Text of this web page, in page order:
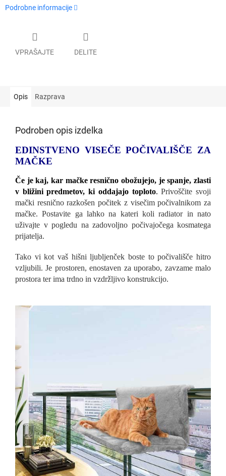
Podrobne informacije
VPRAŠAJTE DELITE
Opis Razprava
Podroben opis izdelka
EDINSTVENO VISEČE POČIVALIŠČE ZA
MAČKE
Če je kaj, kar mačke resnično obožujejo, je spanje, zlasti
v bližini predmetov, ki oddajajo toploto. Privoščite svoji
mački resnično razkošen počitek z visečim počivalnikom za
mačke. Postavite ga lahko na kateri koli radiator in nato
uživajte v pogledu na zadovoljno počivajočega kosmatega
prijatelja.
Tako vi kot vaš hišni ljubljenček boste to počivališče hitro
vzljubili. Je prostoren, enostaven za uporabo, zavzame malo
prostora ter ima trdno in vzdržljivo konstrukcijo.